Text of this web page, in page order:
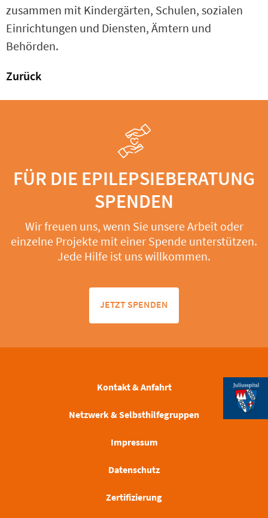
zusammen mit Kindergärten, Schulen, sozialen
Einrichtungen und Diensten, Ämtern und
Behörden.
Zurück
FÜR DIE EPILEPSIEBERATUNG
SPENDEN
Wir freuen uns, wenn Sie unsere Arbeit oder
einzelne Projekte mit einer Spende unterstützen.
Jede Hilfe ist uns willkommen.
JETZT SPENDEN
Kontakt & Anfahrt
Netzwerk & Selbsthilfegruppen
Impressum
Datenschutz
Zertifizierung